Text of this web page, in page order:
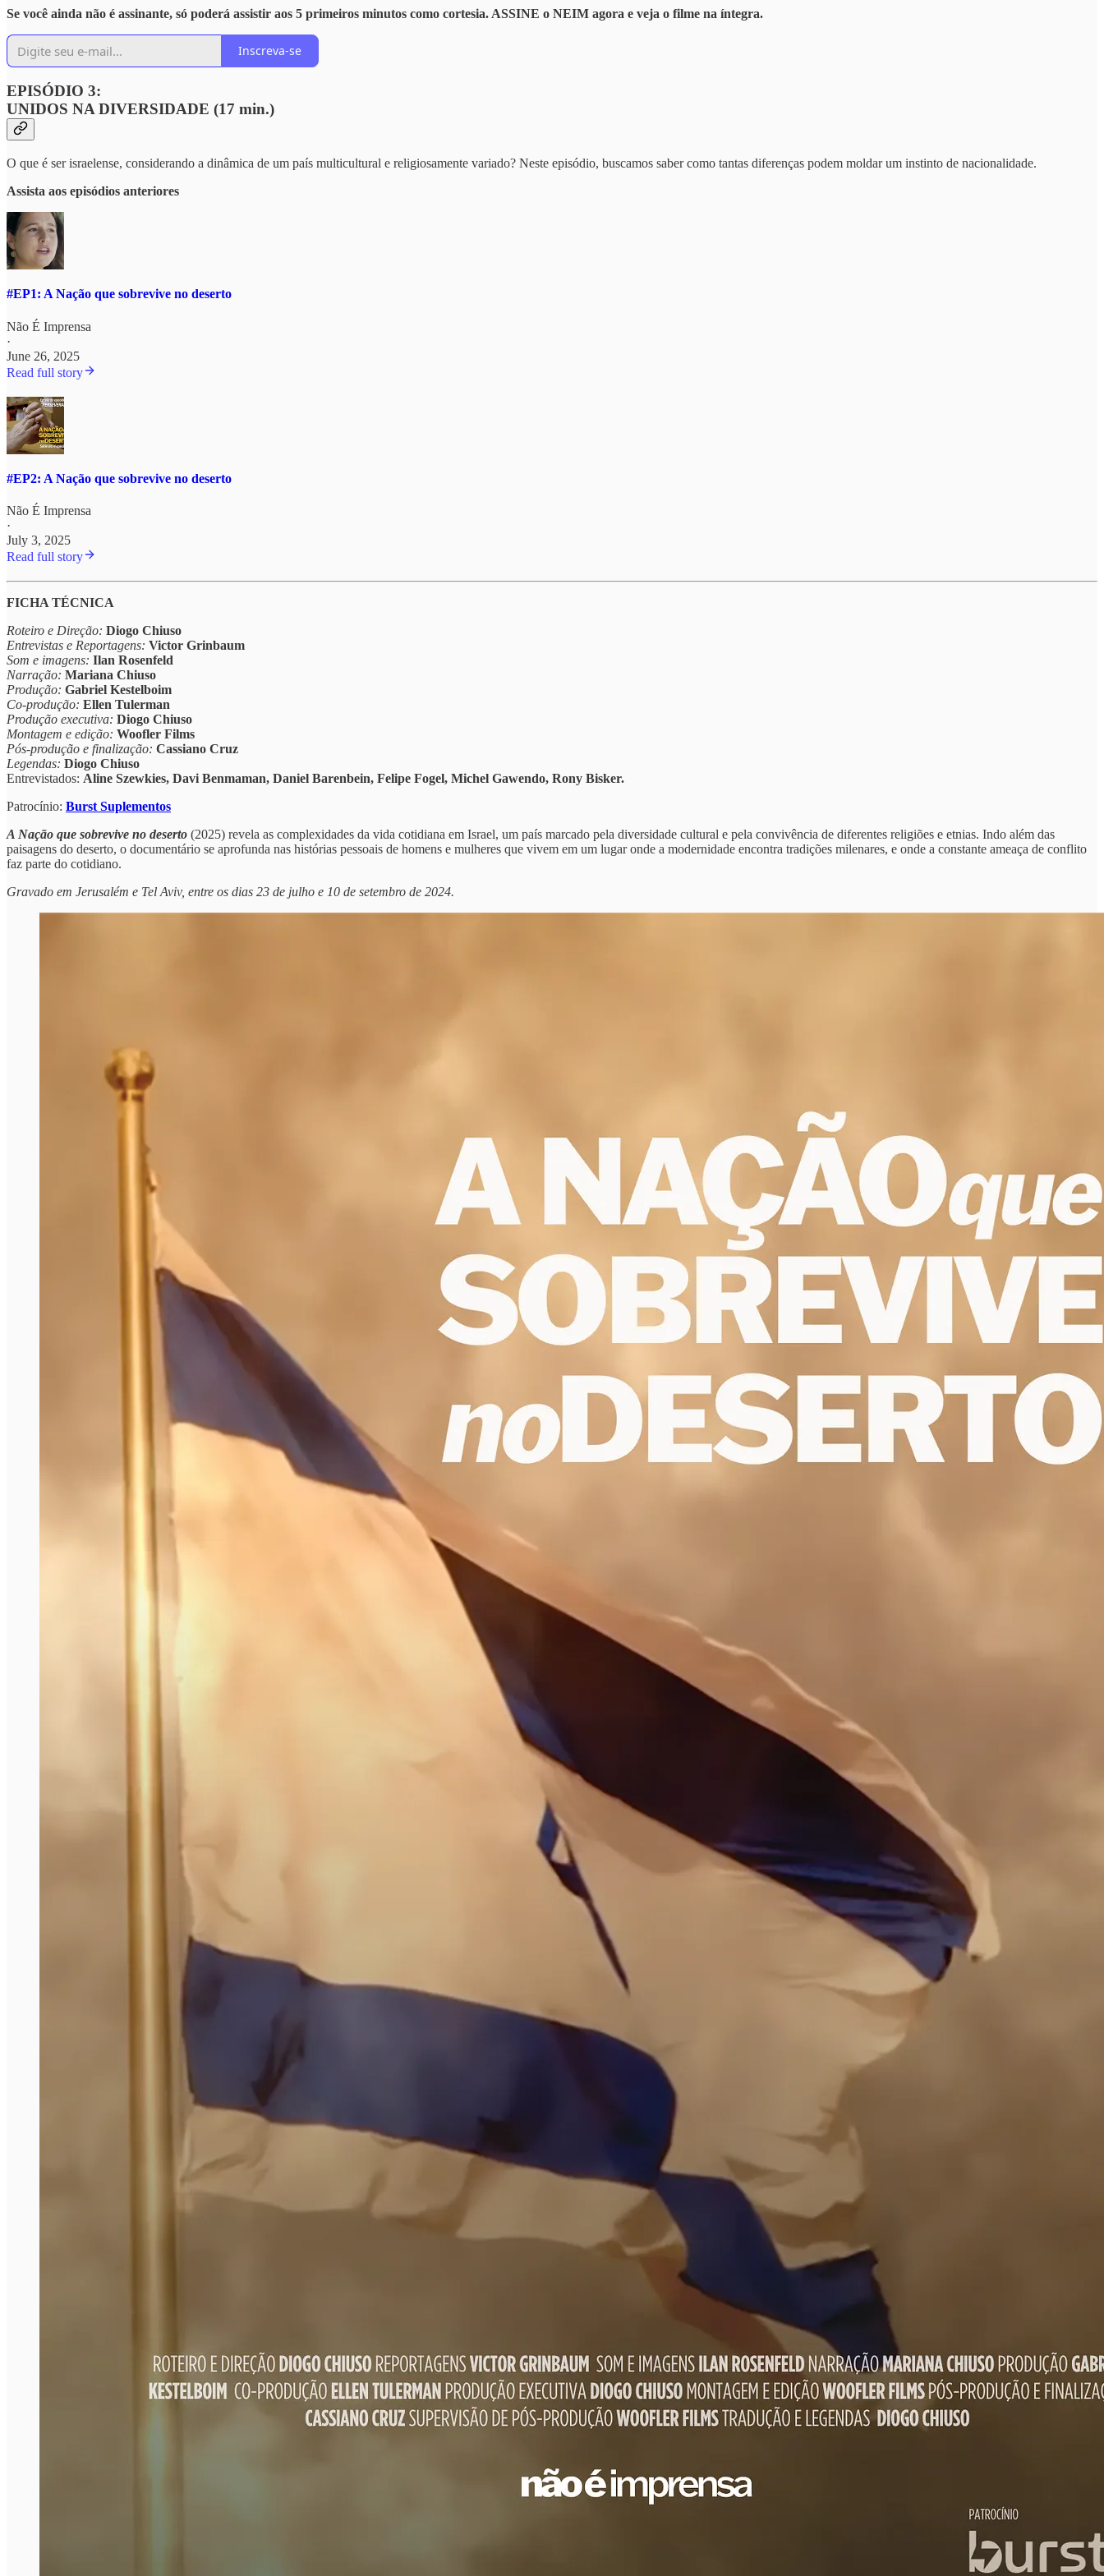
Se você ainda não é assinante, só poderá assistir aos 5 primeiros minutos como cortesia. ASSINE o NEIM agora e veja o filme na íntegra.
Inscreva-se
EPISÓDIO 3:
UNIDOS NA DIVERSIDADE (17 min.)
O que é ser israelense, considerando a dinâmica de um país multicultural e religiosamente variado? Neste episódio, buscamos saber como tantas diferenças podem moldar um instinto de nacionalidade.
Assista aos episódios anteriores
#EP1: A Nação que sobrevive no deserto
Não É Imprensa
·
June 26, 2025
Read full story
#EP2: A Nação que sobrevive no deserto
Não É Imprensa
·
July 3, 2025
Read full story
FICHA TÉCNICA
Roteiro e Direção: Diogo Chiuso
Entrevistas e Reportagens: Victor Grinbaum
Som e imagens: Ilan Rosenfeld
Narração: Mariana Chiuso
Produção: Gabriel Kestelboim
Co-produção: Ellen Tulerman
Produção executiva: Diogo Chiuso
Montagem e edição: Woofler Films
Pós-produção e finalização: Cassiano Cruz
Legendas: Diogo Chiuso
Entrevistados: Aline Szewkies, Davi Benmaman, Daniel Barenbein, Felipe Fogel, Michel Gawendo, Rony Bisker.
Patrocínio: Burst Suplementos
A Nação que sobrevive no deserto (2025) revela as complexidades da vida cotidiana em Israel, um país marcado pela diversidade cultural e pela convivência de diferentes religiões e etnias. Indo além das
paisagens do deserto, o documentário se aprofunda nas histórias pessoais de homens e mulheres que vivem em um lugar onde a modernidade encontra tradições milenares, e onde a constante ameaça de conflito
faz parte do cotidiano.
Gravado em Jerusalém e Tel Aviv, entre os dias 23 de julho e 10 de setembro de 2024.